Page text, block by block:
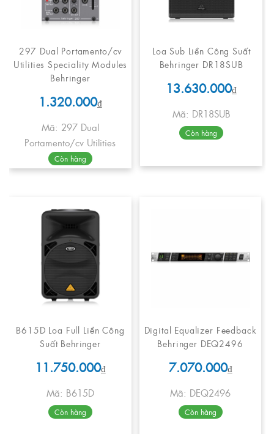
297 Dual Portamento/cv
Utilities Speciality Modules
Behringer
1.320.000₫
Mã: 297 Dual
Portamento/cv Utilities
Còn hàng
Loa Sub Liền Công Suất
Behringer DR18SUB
13.630.000₫
Mã: DR18SUB
Còn hàng
B615D Loa Full Liền Công
Suất Behringer
11.750.000₫
Mã: B615D
Còn hàng
Digital Equalizer Feedback
Behringer DEQ2496
7.070.000₫
Mã: DEQ2496
Còn hàng